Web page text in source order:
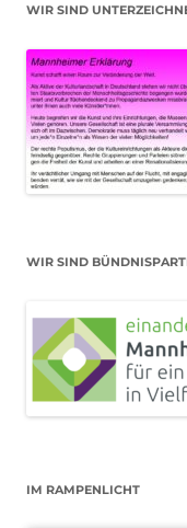
WIR SIND
WIR SIND
IM RAMPENLICHT